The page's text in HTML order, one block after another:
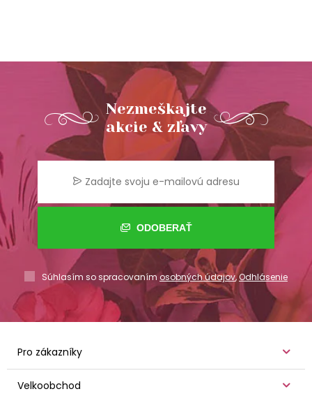
Nezmeškajte
akcie & zľavy
ODOBERAŤ
Súhlasím so spracovaním osobných údajov,Odhlásenie
Pro zákazníky
Velkoobchod